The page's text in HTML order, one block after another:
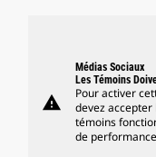
warning
Médias Sociaux
Les Témoins
Pour activer
devez
témoins
de